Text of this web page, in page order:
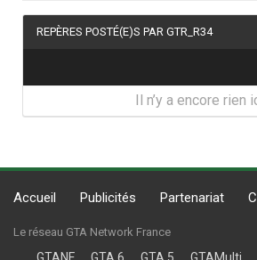
REPÈRES POSTÉ(E)S PAR GTR_R34
Il n’y a encore rien
Accueil Publicités Partenariat
Le réseau GTA Network France